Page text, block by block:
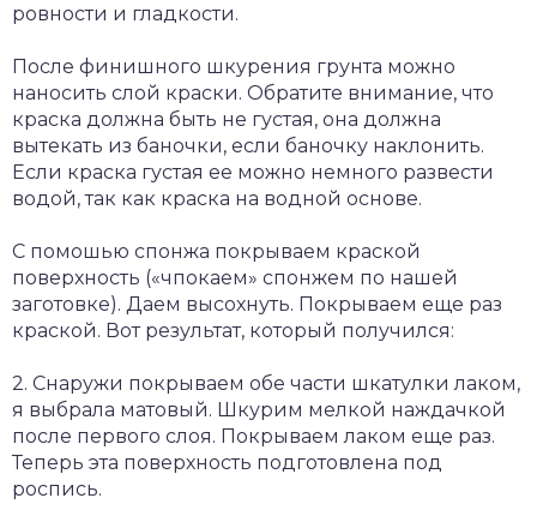
ровности и гладкости.
После финишного шкурения грунта можно
наносить слой краски. Обратите внимание, что
краска должна быть не густая, она должна
вытекать из баночки, если баночку наклонить.
Если краска густая ее можно немного развести
водой, так как краска на водной основе.
С помошью спонжа покрываем краской
поверхность («чпокаем» спонжем по нашей
заготовке). Даем высохнуть. Покрываем еще раз
краской. Вот результат, который получился:
2. Снаружи покрываем обе части шкатулки лаком,
я выбрала матовый. Шкурим мелкой наждачкой
после первого слоя. Покрываем лаком еще раз.
Теперь эта поверхность подготовлена под
роспись.